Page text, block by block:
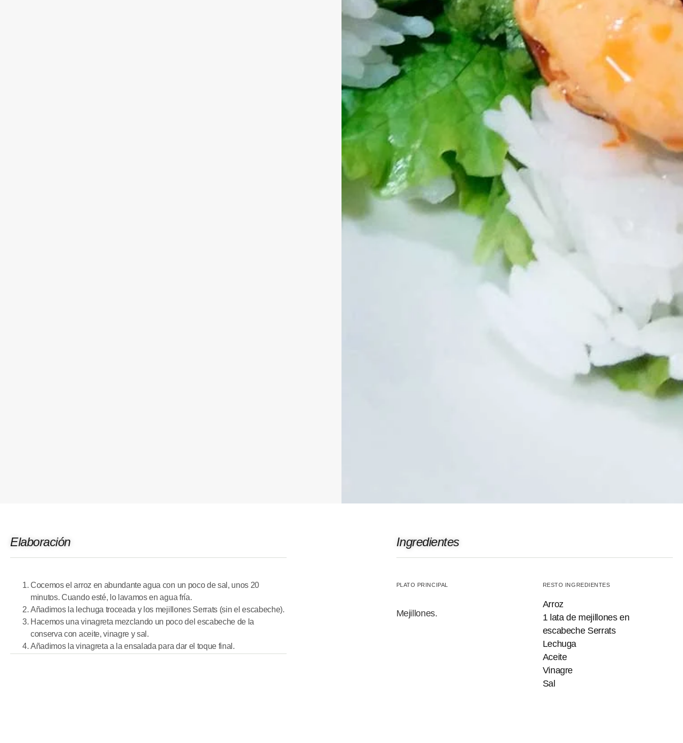
Elaboración
Cocemos el arroz en abundante agua con un poco de sal, unos 20
minutos. Cuando esté, lo lavamos en agua fría.
Añadimos la lechuga troceada y los mejillones Serrats (sin el escabeche).
Hacemos una vinagreta mezclando un poco del escabeche de la
conserva con aceite, vinagre y sal.
Añadimos la vinagreta a la ensalada para dar el toque final.
Ingredientes
PLATO PRINCIPAL
Mejillones.
RESTO INGREDIENTES
Arroz
1 lata de mejillones en
escabeche Serrats
Lechuga
Aceite
Vinagre
Sal